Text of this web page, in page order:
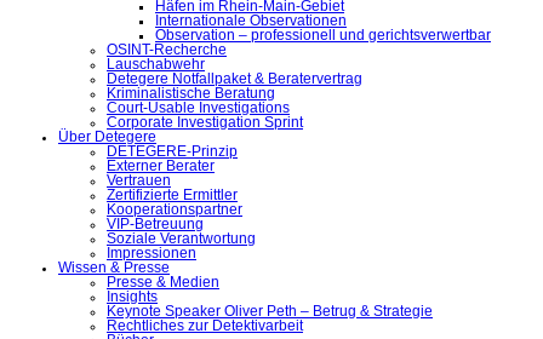
Häfen im Rhein-Main-Gebiet
Internationale Observationen
Observation – professionell und gerichtsverwertbar
OSINT-Recherche
Lauschabwehr
Detegere Notfallpaket & Beratervertrag
Kriminalistische Beratung
Court-Usable Investigations
Corporate Investigation Sprint
Über Detegere
DETEGERE-Prinzip
Externer Berater
Vertrauen
Zertifizierte Ermittler
Kooperationspartner
VIP-Betreuung
Soziale Verantwortung
Impressionen
Wissen & Presse
Presse & Medien
Insights
Keynote Speaker Oliver Peth – Betrug & Strategie
Rechtliches zur Detektivarbeit